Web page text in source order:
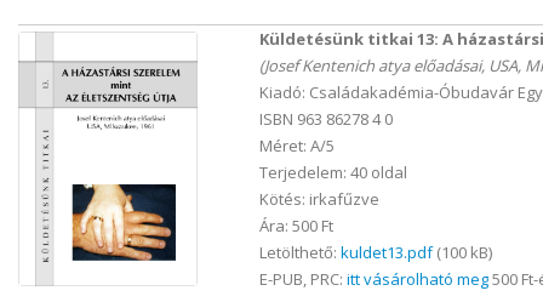
Küldetésünk titkai 13: A
(Josef Kentenich atya előadásai, USA,
Kiadó: Családakadémia-Óbudavár
ISBN 963 86278 4 0
Méret: A/5
Terjedelem: 40 oldal
Kötés: irkafűzve
Ára: 500 Ft
Letölthető: kuldet13.pdf(100 kB)
E-PUB, PRC: itt vásárolható meg500